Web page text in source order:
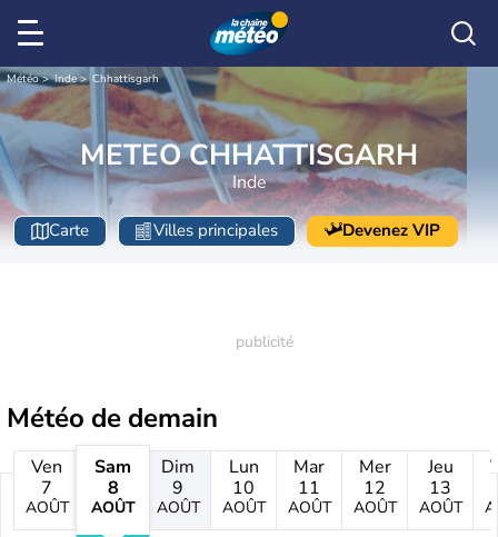
Météo Inde Chhattisgarh
METEO CHHATTISGARH
Inde
Carte Villes principales Devenez VIP
Météo de demain
Ven
7
AOÛT
Sam
8
AOÛT
Dim
9
AOÛT
Lun
10
AOÛT
Mar
11
AOÛT
Mer
12
AOÛT
Jeu
13
AOÛT